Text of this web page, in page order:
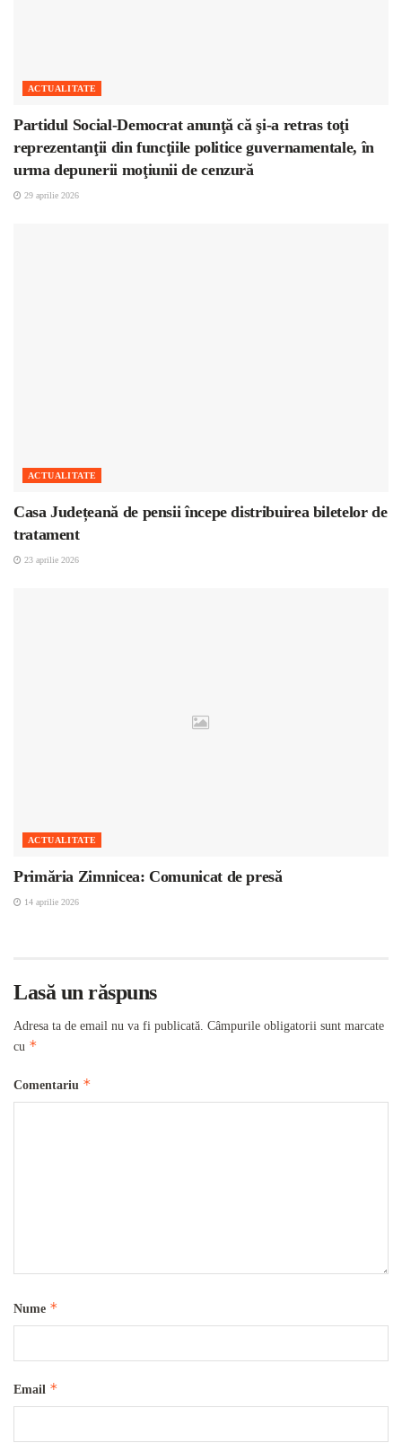
ACTUALITATE
Partidul Social-Democrat anunţă că şi-a retras toţi
reprezentanţii din funcţiile politice guvernamentale, în
urma depunerii moţiunii de cenzură
29 aprilie 2026
ACTUALITATE
Casa Județeană de pensii începe distribuirea biletelor de
tratament
23 aprilie 2026
ACTUALITATE
Primăria Zimnicea: Comunicat de presă
14 aprilie 2026
Lasă un răspuns
Adresa ta de email nu va fi publicată. Câmpurile obligatorii sunt marcate
cu *
Comentariu *
Nume *
Email *